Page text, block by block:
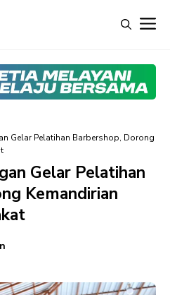
Gelar Pelatihan Barbershop, Dorong
Gelar Pelatihan
Kemandirian